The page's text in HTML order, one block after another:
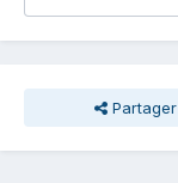
Partager